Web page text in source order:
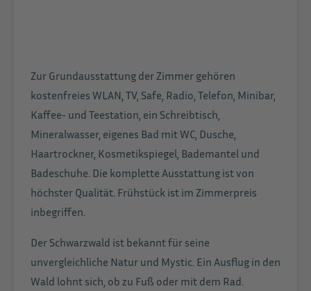
Zur Grundausstattung der Zimmer gehören
kostenfreies WLAN, TV, Safe, Radio, Telefon, Minibar,
Kaffee- und Teestation, ein Schreibtisch,
Mineralwasser, eigenes Bad mit WC, Dusche,
Haartrockner, Kosmetikspiegel, Bademantel und
Badeschuhe. Die komplette Ausstattung ist von
höchster Qualität. Frühstück ist im Zimmerpreis
inbegriffen.
Der Schwarzwald ist bekannt für seine
unvergleichliche Natur und Mystic. Ein Ausflug in den
Wald lohnt sich, ob zu Fuß oder mit dem Rad.